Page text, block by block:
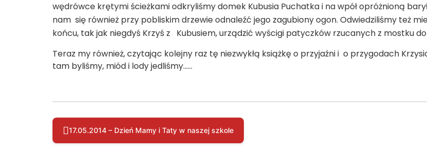
wędrówce krętymi ścieżkami odkryliśmy domek Kubusia Puchatka i na wpół opróżnioną
nam się również przy pobliskim drzewie odnaleźć jego zagubiony ogon. Odwiedziliśmy też
końcu, tak jak niegdyś Krzyś z Kubusiem, urządzić wyścigi patyczków rzucanych z mostku
Teraz my również, czytając kolejny raz tę niezwykłą książkę o przyjaźni i o przygodach
tam byliśmy, miód i lody jedliśmy……
17.05.2014 – Dzień Mamy i Taty w naszej szkole